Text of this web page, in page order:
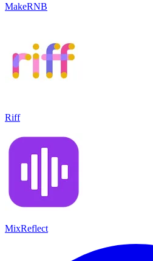
MakeRNB
Riff
MixReflect